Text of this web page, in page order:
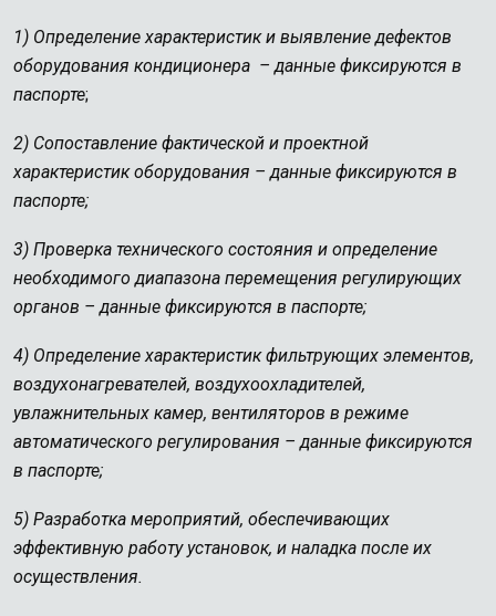
1) Определение характеристик и выявление дефектов
оборудования кондиционера – данные фиксируются в
паспорте;
2) Сопоставление фактической и проектной
характеристик оборудования – данные фиксируются в
паспорте;
3) Проверка технического состояния и определение
необходимого диапазона перемещения регулирующих
органов – данные фиксируются в паспорте;
4) Определение характеристик фильтрующих элементов,
воздухонагревателей, воздухоохладителей,
увлажнительных камер, вентиляторов в режиме
автоматического регулирования – данные фиксируются
в паспорте;
5) Разработка мероприятий, обеспечивающих
эффективную работу установок, и наладка после их
осуществления.